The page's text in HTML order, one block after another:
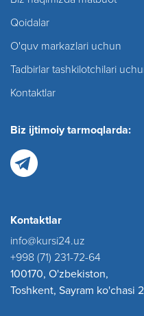
Qoidalar
O'quv markazlari uchun
Tadbirlar tashkilotchilari
Kontaktlar
Biz ijtimoiy tarmoqlarda:
Kontaktlar
info@kursi24.uz
+998 (71) 231-72-64
100170, O'zbekiston,
Toshkent, Sayram ko'chasi